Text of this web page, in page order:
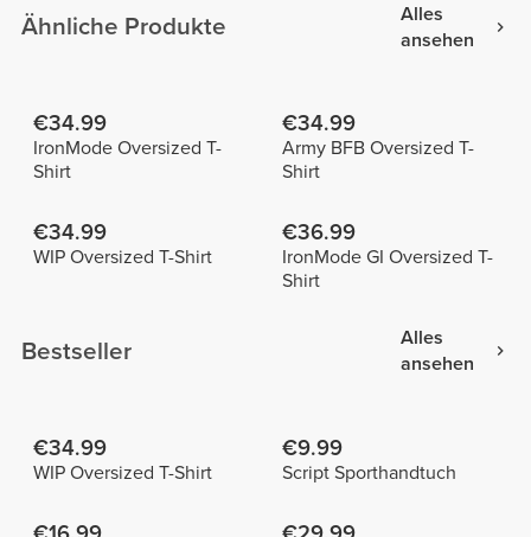
Ähnliche Produkte
Alles
ansehen
€34.99
IronMode Oversized T-
Shirt
€34.99
Army BFB Oversized T-
Shirt
€34.99
WIP Oversized T-Shirt
€36.99
IronMode GI Oversized T-
Shirt
Bestseller
Alles
ansehen
€34.99
WIP Oversized T-Shirt
€9.99
Script Sporthandtuch